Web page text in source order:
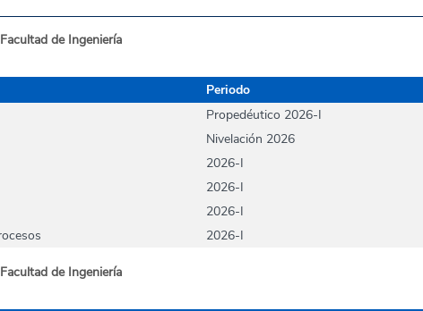
de Ingeniería
Periodo
Propedéutico 2026-I
Nivelación 2026
2026-I
2026-I
2026-I
2026-I
de Ingeniería